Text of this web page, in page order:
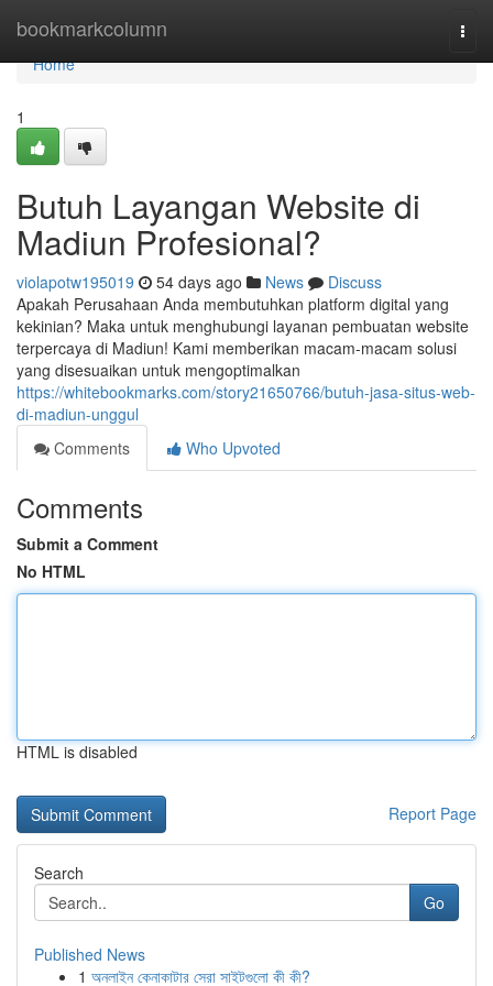
bookmarkcolumn
Home
Home
1
Butuh Layangan Website di
Madiun Profesional?
violapotw195019 54 days ago News
Discuss
Apakah Perusahaan Anda membutuhkan platform digital yang
kekinian? Maka untuk menghubungi layanan pembuatan website
terpercaya di Madiun! Kami memberikan macam-macam solusi
yang disesuaikan untuk mengoptimalkan
https://whitebookmarks.com/story21650766/butuh-jasa-situs-web-
di-madiun-unggul
Comments
Who Upvoted
Comments
Submit a Comment
No HTML
HTML is disabled
Report Page
Search
Go
Published News
1 অনলাইন কেনাকাটার সেরা সাইটগুলো কী কী?